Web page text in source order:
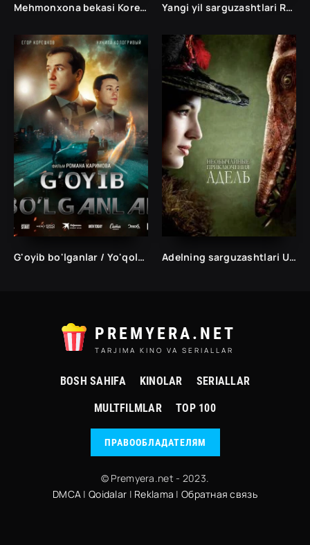
Mehmonxona bekasi Koreya seriali Yangi yil sarguzashtlari Rublevkada Uzbek tilida
G'oyib bo'lganlar / Yo'qolganlar / Yo'qotilgan Rossiya filmi Uzbek tilida 2024 tarjima kino HD Adelning sarguzashtlari Uzbek tilida
PREMYERA.NET
TARJIMA KINO VA SERIALLAR
BOSH SAHIFA KINOLAR SERIALLAR
MULTFILMLAR TOP 100
ПРАВООБЛАДАТЕЛЯМ
© Premyera.net - 2023.
DMCA |Qoidalar | Reklama | Обратная связь